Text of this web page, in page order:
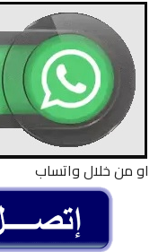
او من خلال واتساب